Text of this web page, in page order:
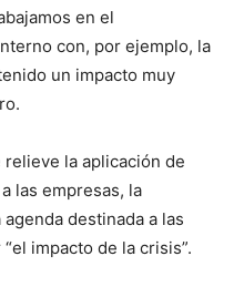
en el
con, por ejemplo, la
un impacto muy
la aplicación de
las empresas, la
destinada a las
impacto de la crisis”.